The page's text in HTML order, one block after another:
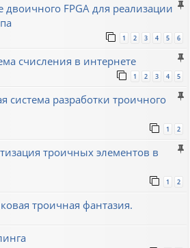
двоичного FPGA для реализации
1 2 3 4 5 6
счисления в интернете
1 2 3 4 5
система разработки троичного
1 2
троичных элементов в
1 2
троичная фантазия.